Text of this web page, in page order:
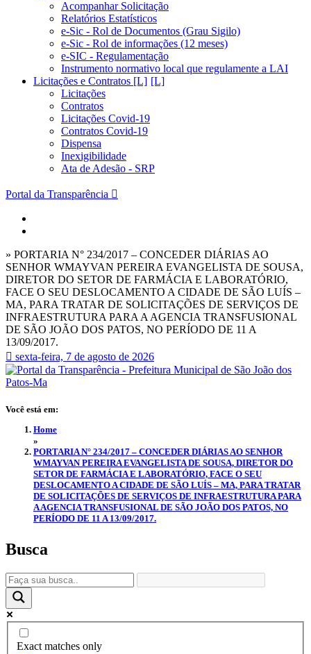
Acompanhar Solicitação
Relatórios Estatísticos
e-Sic - Rol de Documentos (Grau Sigilo)
e-Sic - Rol de informações (12 meses)
e-SIC - Regulamentação
Instrumento normativo local que regulamente a LAI
Licitações e Contratos [L]
Licitações
Contratos
Licitações Covid-19
Contratos Covid-19
Dispensa
Inexigibilidade
Ata de Adesão - SRP
Portal da Transparência
» PORTARIA N° 234/2017 – CONCEDER DIÁRIAS AO
SENHOR WMAYVAN PEREIRA EVANGELISTA DE SOUSA,
DIRETOR DO SETOR DE FARMÁCIA E LABORATÓRIO,
FACE O SEU DESLOCAMENTO A CIDADE DE SÃO LUÍS –
MA, PARA TRATAR DE SOLICITAÇÕES DE SERVIÇOS DE
INFRAESTRUTURA PARA A AGENCIA TRANSFUSIONAL
DE SÃO JOÃO DOS PATOS, NO PERÍODO DE 11 A
13/09/2017.
sexta-feira, 7 de agosto de 2026
Você está em:
Home
»
PORTARIA N° 234/2017 – CONCEDER DIÁRIAS AO SENHOR
WMAYVAN PEREIRA EVANGELISTA DE SOUSA, DIRETOR DO
SETOR DE FARMÁCIA E LABORATÓRIO, FACE O SEU
DESLOCAMENTO A CIDADE DE SÃO LUÍS – MA, PARA TRATAR
DE SOLICITAÇÕES DE SERVIÇOS DE INFRAESTRUTURA PARA
A AGENCIA TRANSFUSIONAL DE SÃO JOÃO DOS PATOS, NO
PERÍODO DE 11 A 13/09/2017.
Busca
Exact matches only